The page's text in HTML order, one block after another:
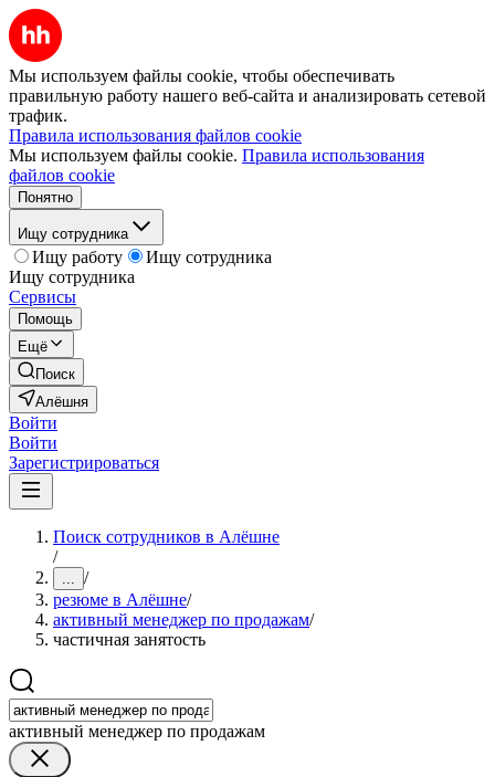
Мы используем файлы cookie, чтобы обеспечивать
правильную работу нашего веб-сайта и анализировать сетевой
трафик.
Правила использования файлов cookie
Мы используем файлы cookie. Правила использования
файлов cookie
Понятно
Ищу сотрудника
Ищу работу
Ищу сотрудника
Ищу сотрудника
Сервисы
Помощь
Ещё
Поиск
Алёшня
Войти
Войти
Зарегистрироваться
Поиск сотрудников в Алёшне
/
... /
резюме в Алёшне/
активный менеджер по продажам/
частичная занятость
активный менеджер по продажам